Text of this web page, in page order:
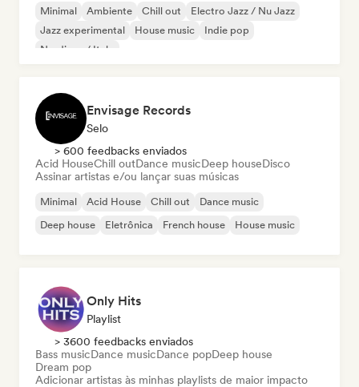
Minimal Ambiente Chill out
Electro Jazz / Nu Jazz
Jazz experimental
House music
Indie pop
Nu-disco / Italo
Envisage Records
Selo
> 600 feedbacks enviados
Acid HouseChill outDance musicDeep houseDisco
Assinar artistas e/ou lançar suas músicas
Minimal Acid House Chill out
Dance music
Deep house
Eletrônica French house House music
Only Hits
Playlist
> 3600 feedbacks enviados
Bass musicDance musicDance popDeep house
Dream pop
Adicionar artistas às minhas playlists de maior impacto